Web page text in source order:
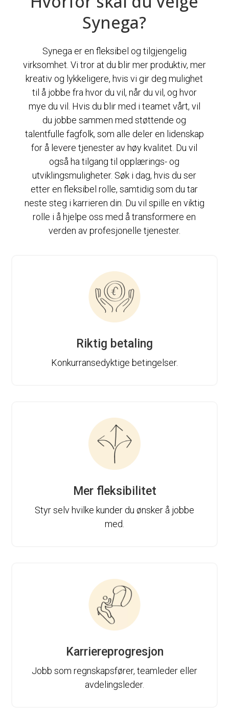
Synega?
Synega er en fleksibel og tilgjengelig
virksomhet. Vi tror at du blir mer produktiv, mer
kreativ og lykkeligere, hvis vi gir deg mulighet
til å jobbe fra hvor du vil, når du vil, og hvor
mye du vil. Hvis du blir med i teamet vårt, vil
du jobbe sammen med støttende og
talentfulle fagfolk, som alle deler en lidenskap
for å levere tjenester av høy kvalitet. Du vil
også ha tilgang til opplærings- og
utviklingsmuligheter. Søk i dag, hvis du ser
etter en fleksibel rolle, samtidig som du tar
neste steg i karrieren din. Du vil spille en viktig
rolle i å hjelpe oss med å transformere en
verden av profesjonelle tjenester.
Riktig betaling
Konkurransedyktige betingelser.
Mer fleksibilitet
Styr selv hvilke kunder du ønsker å jobbe
med.
Karriereprogresjon
Jobb som regnskapsfører, teamleder eller
avdelingsleder.